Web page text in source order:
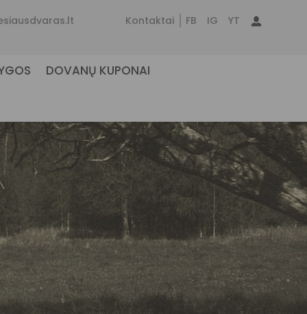
Kontaktai FB IG YT
DOVANŲ KUPONAI